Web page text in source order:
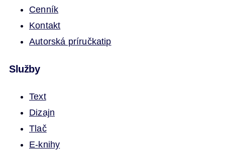
Cenník
Kontakt
Autorská príručkatip
Služby
Text
Dizajn
Tlač
E-knihy